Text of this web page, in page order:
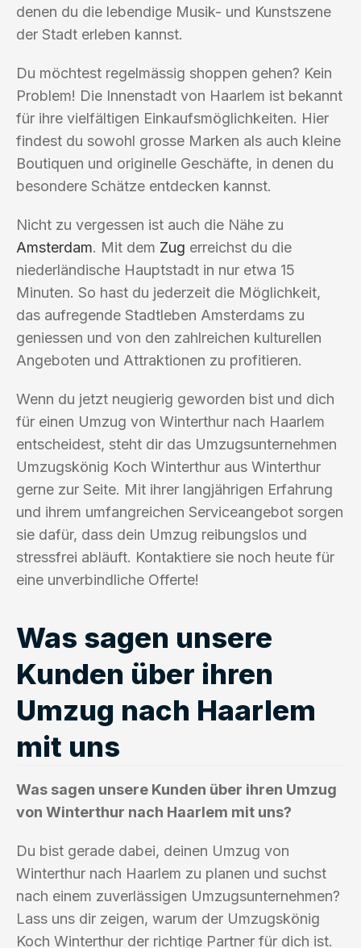
denen du die lebendige Musik- und Kunstszene
der Stadt erleben kannst.
Du möchtest regelmässig shoppen gehen? Kein
Problem! Die Innenstadt von Haarlem ist bekannt
für ihre vielfältigen Einkaufsmöglichkeiten. Hier
findest du sowohl grosse Marken als auch kleine
Boutiquen und originelle Geschäfte, in denen du
besondere Schätze entdecken kannst.
Nicht zu vergessen ist auch die Nähe zu
Amsterdam. Mit dem Zug erreichst du die
niederländische Hauptstadt in nur etwa 15
Minuten. So hast du jederzeit die Möglichkeit,
das aufregende Stadtleben Amsterdams zu
geniessen und von den zahlreichen kulturellen
Angeboten und Attraktionen zu profitieren.
Wenn du jetzt neugierig geworden bist und dich
für einen Umzug von Winterthur nach Haarlem
entscheidest, steht dir das Umzugsunternehmen
Umzugskönig Koch Winterthur aus Winterthur
gerne zur Seite. Mit ihrer langjährigen Erfahrung
und ihrem umfangreichen Serviceangebot sorgen
sie dafür, dass dein Umzug reibungslos und
stressfrei abläuft. Kontaktiere sie noch heute für
eine unverbindliche Offerte!
Was sagen unsere
Kunden über ihren
Umzug nach Haarlem
mit uns
Was sagen unsere Kunden über ihren Umzug
von Winterthur nach Haarlem mit uns?
Du bist gerade dabei, deinen Umzug von
Winterthur nach Haarlem zu planen und suchst
nach einem zuverlässigen Umzugsunternehmen?
Lass uns dir zeigen, warum der Umzugskönig
Koch Winterthur der richtige Partner für dich ist.